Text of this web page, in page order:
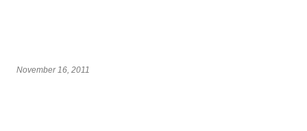
November 16, 2011